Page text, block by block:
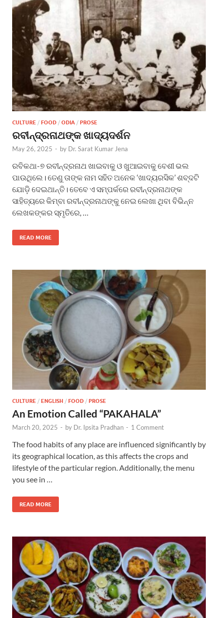
CULTURE / FOOD / ODIA / PROSE
ରବୀନ୍ଦ୍ରନାଥଙ୍କ ଖାଦ୍ୟଦର୍ଶନ
May 26, 2025 - by Dr. Sarat Kumar Jena
ରବିକଥା-୭ ରବୀନ୍ଦ୍ରନାଥ ଖାଇବାକୁ ଓ ଖୁଆଇବାକୁ ବେଶୀ ଭଲ
ପାଉଥିଲେ। ତେଣୁ ତାଙ୍କ ନାମ ସହିତ ଅନେକ ‘ଖାଦ୍ୟରସିକ’ ଶବ୍ଦଟି
ଯୋଡ଼ି ଦେଇଥାନ୍ତି। ତେବେ ଏ ସମ୍ପର୍କରେ ରବୀନ୍ଦ୍ରନାଥଙ୍କ
ସାହିତ୍ୟରେ କିମ୍ବା ରବୀନ୍ଦ୍ରନାଥଙ୍କୁ ନେଇ ଲେଖା ଥିବା ବିଭିନ୍ନ
ଲେଖକଙ୍କର ସ୍ମୃତିରେ, …
READ MORE
CULTURE / ENGLISH / FOOD / PROSE
An Emotion Called “PAKAHALA”
March 20, 2025 - by Dr. Ipsita Pradhan - 1 Comment
The food habits of any place are influenced significantly by
its geographical location, as this affects the crops and
lifestyle of the particular region. Additionally, the menu
you see in …
READ MORE